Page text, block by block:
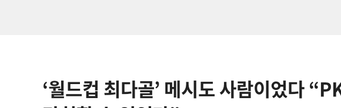
‘월드컵 최다골’ 메시도 사람이었다